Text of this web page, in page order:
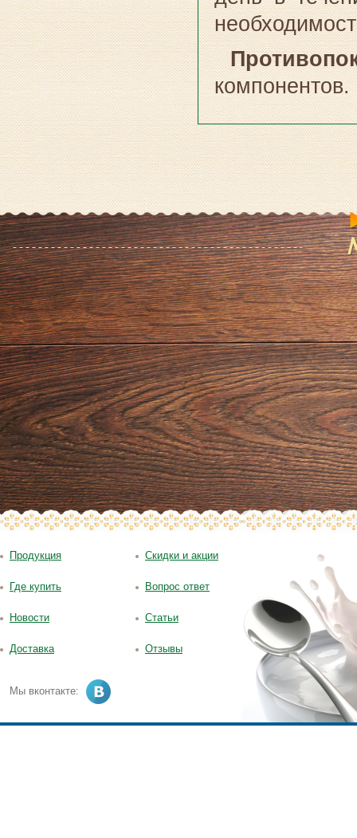
компонентов.
Продукция
Где купить
Новости
Доставка
Скидки и акции
Вопрос ответ
Статьи
Отзывы
Мы вконтакте: